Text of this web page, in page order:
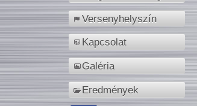
Versenyhelyszín
Kapcsolat
Galéria
Eredmények